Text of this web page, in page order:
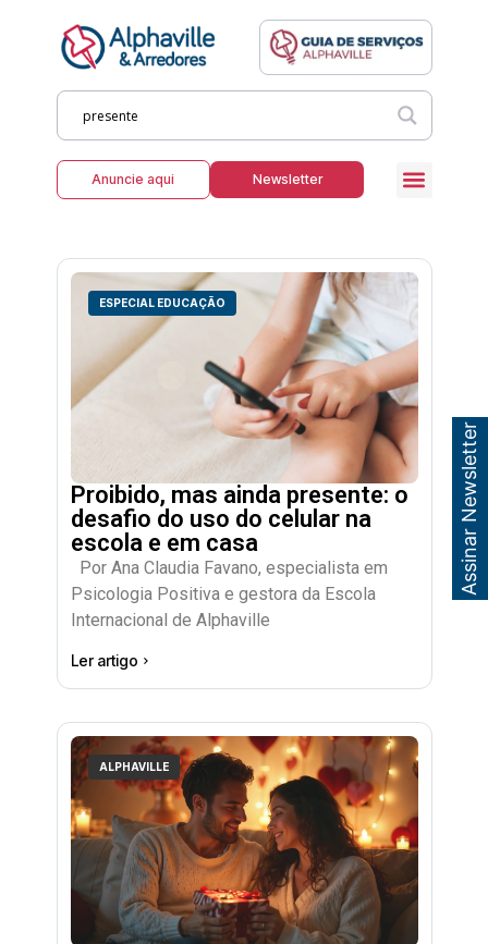
Anuncie aqui Newsletter
ESPECIAL EDUCAÇÃO
Proibido, mas ainda presente: o
desafio do uso do celular na
escola e em casa
Por Ana Claudia Favano, especialista em
Psicologia Positiva e gestora da Escola
Internacional de Alphaville
Ler artigo
ALPHAVILLE
Assinar Newsletter